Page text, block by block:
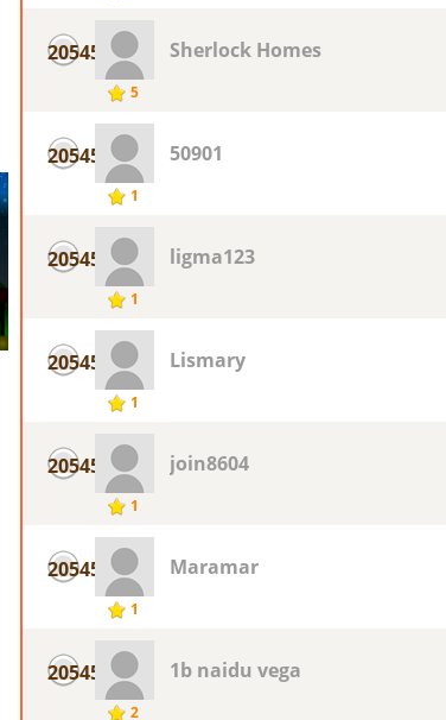
20545
5
Sherlock Homes
20545
1
50901
20545
1
ligma123
20545
1
Lismary
20545
1
join8604
20545
1
Maramar
20545
2
1b naidu vega